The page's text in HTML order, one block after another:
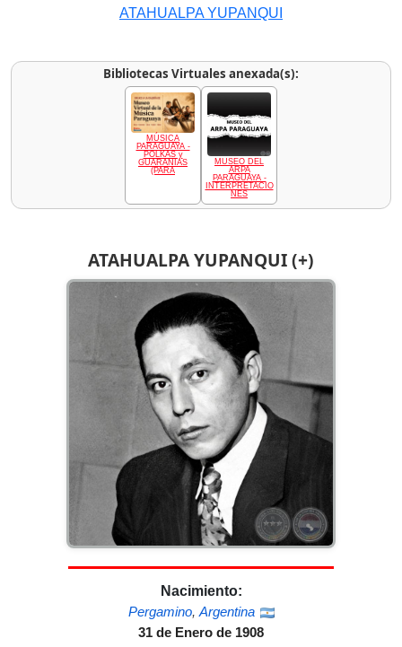
ATAHUALPA YUPANQUI (+)
Nacimiento:
Pergamino, Argentina
31 de Enero de 1908
ATAHUALPA YUPANQUI
Bibliotecas Virtuales anexada(s):
MÚSICA
PARAGUAYA -
POLKAS y
GUARANIAS
(PARA
MUSEO DEL
ARPA
PARAGUAYA -
INTERPRETACIO
NES